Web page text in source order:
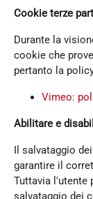
Cookie terze
Durante la
cookie che
pertanto la
Vimeo:
Abilitare e
Il salvataggio
garantire il
Tuttavia l'utente
salvataggio dei